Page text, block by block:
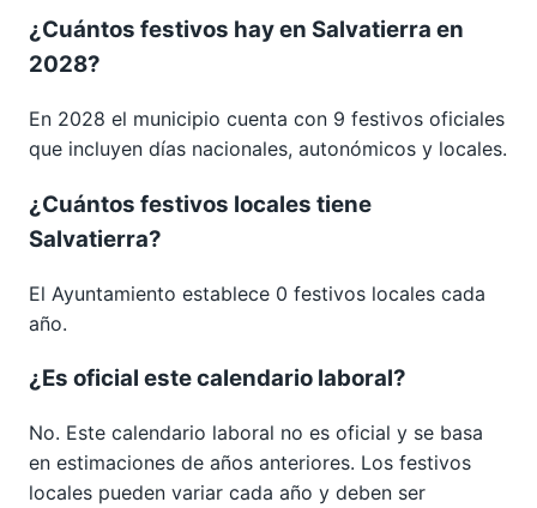
¿Cuántos festivos hay en Salvatierra en
2028?
En 2028 el municipio cuenta con 9 festivos oficiales
que incluyen días nacionales, autonómicos y locales.
¿Cuántos festivos locales tiene
Salvatierra?
El Ayuntamiento establece 0 festivos locales cada
año.
¿Es oficial este calendario laboral?
No. Este calendario laboral no es oficial y se basa
en estimaciones de años anteriores. Los festivos
locales pueden variar cada año y deben ser